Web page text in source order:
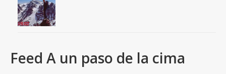
Feed A un paso de la cima